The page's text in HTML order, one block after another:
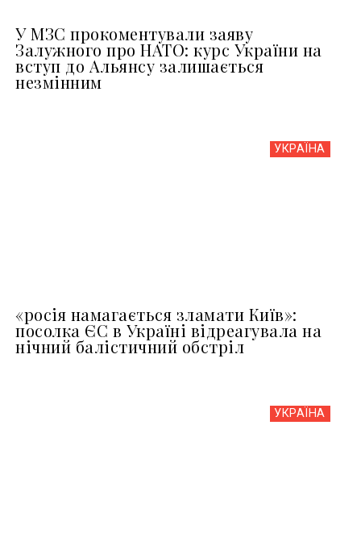
У МЗС прокоментували заяву
Залужного про НАТО: курс України на
вступ до Альянсу залишається
незмінним
УКРАЇНА
«росія намагається зламати Київ»:
посолка ЄС в Україні відреагувала на
нічний балістичний обстріл
УКРАЇНА